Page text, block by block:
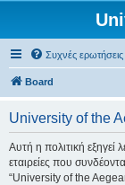
Συχνές ερωτήσεις
Board
University of the
Αυτή η πολιτική
εταιρείες που
“University of the